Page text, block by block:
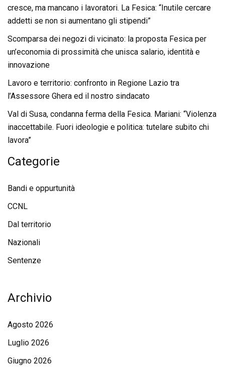
cresce, ma mancano i lavoratori. La Fesica: “Inutile cercare
addetti se non si aumentano gli stipendi”
Scomparsa dei negozi di vicinato: la proposta Fesica per
un’economia di prossimità che unisca salario, identità e
innovazione
Lavoro e territorio: confronto in Regione Lazio tra
l’Assessore Ghera ed il nostro sindacato
Val di Susa, condanna ferma della Fesica. Mariani: “Violenza
inaccettabile. Fuori ideologie e politica: tutelare subito chi
lavora”
Categorie
Bandi e oppurtunità
CCNL
Dal territorio
Nazionali
Sentenze
Archivio
Agosto 2026
Luglio 2026
Giugno 2026